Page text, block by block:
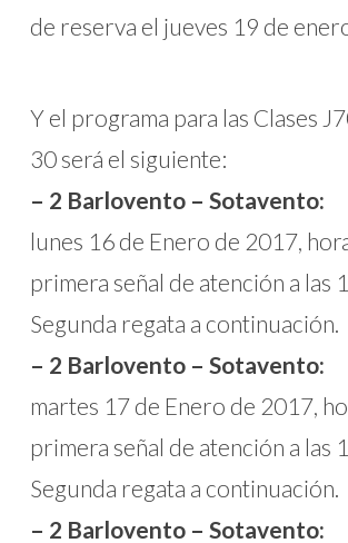
de reserva el jueves 19 de
Y el programa para las Clases
30 será el siguiente:
– 2 Barlovento – Sotavento:
lunes 16 de Enero de 2017,
primera señal de atención a las
Segunda regata a continuación.
– 2 Barlovento – Sotavento:
martes 17 de Enero de 2017,
primera señal de atención a las
Segunda regata a continuación.
– 2 Barlovento – Sotavento: